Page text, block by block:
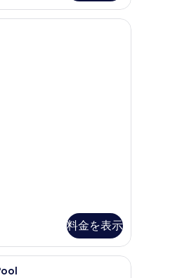
ックス (室内)、デスク、ノートパソコン
Loft with Whirlpool | テラス / パティ
料金を表示
パソコン用作業スペース
ニバーのアイテム (無料)、セーフティボ